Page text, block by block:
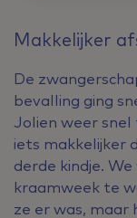
Makkelijker
De
bevalling ging
Jolien weer
iets makkelijker
derde kindje.
kraamweek te
ze er was, maar